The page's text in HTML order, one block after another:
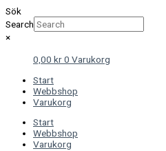
Sök
Search
×
0,00 kr0 Varukorg
Start
Webbshop
Varukorg
Start
Webbshop
Varukorg